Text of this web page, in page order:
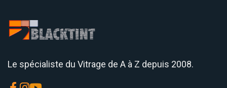
Le spécialiste du Vitrage de A à Z depuis 2008.